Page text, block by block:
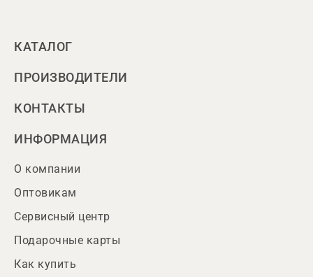
КАТАЛОГ
ПРОИЗВОДИТЕЛИ
КОНТАКТЫ
ИНФОРМАЦИЯ
О компании
Оптовикам
Сервисный центр
Подарочные карты
Как купить